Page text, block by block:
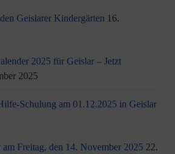
Geislarer Kindergärten 16.
2025 für Geislar – Jetzt
2025
Schulung am 01.12.2025 in Geislar
Freitag, den 14. November 2025 22.